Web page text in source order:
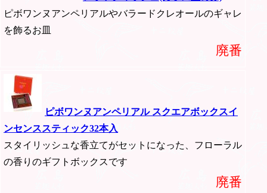
ピボワンヌアンペリアルやバラードクレオールのギャレ
を飾るお皿
廃番
ピボワンヌアンペリアル スクエアボックスイ
ンセンススティック32本入
スタイリッシュな香立てがセットになった、フローラル
の香りのギフトボックスです
廃番